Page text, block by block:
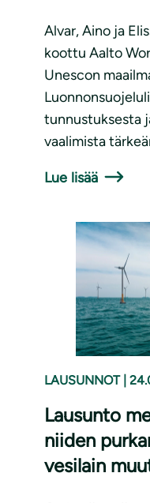
Alvar, Aino ja
koottu Aalto
Unescon
tunnustuksesta
vaalimista
Lue lisää
LAUSUNNOT
Lausunto
niiden
vesilain